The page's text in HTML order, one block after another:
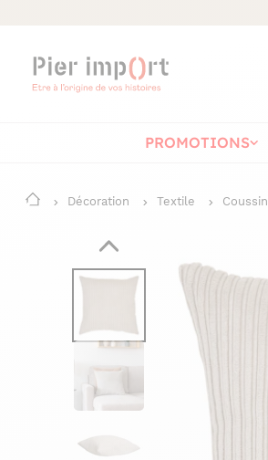
PROMOTIONS
Décoration Textile Coussin